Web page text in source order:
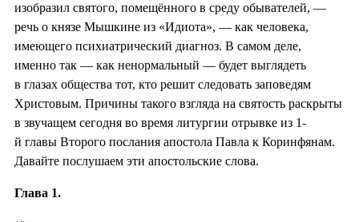
изобразил святого, помещённого в среду обывателей, —
речь о князе Мышкине из «Идиота», — как человека,
имеющего психиатрический диагноз. В самом деле,
именно так — как ненормальный — будет выглядеть
в глазах общества тот, кто решит следовать заповедям
Христовым. Причины такого взгляда на святость раскрыты
в звучащем сегодня во время литургии отрывке из 1-
й главы Второго послания апостола Павла к Коринфянам.
Давайте послушаем эти апостольские слова.
Глава 1.